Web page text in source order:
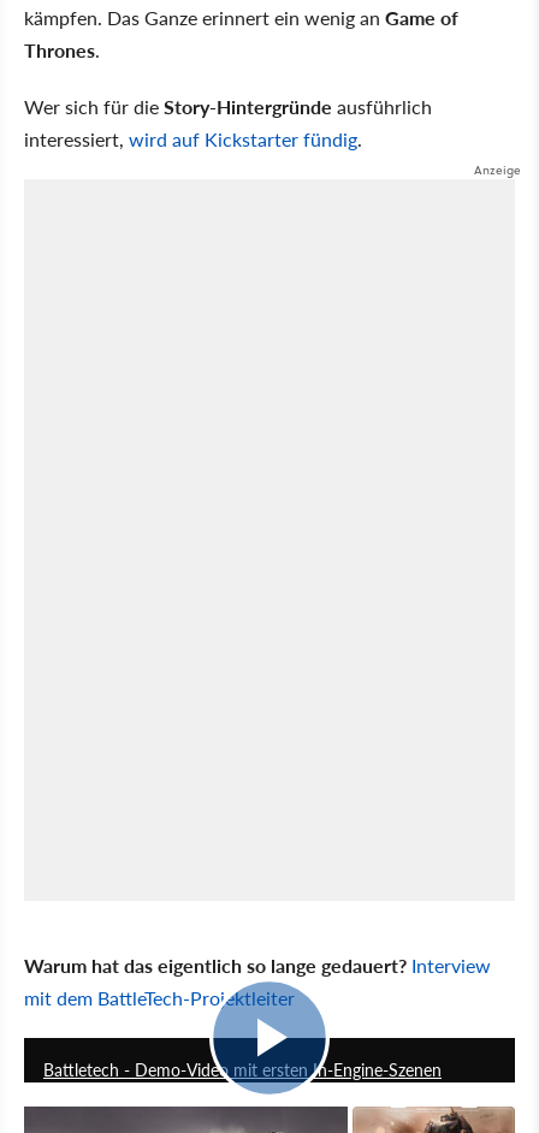
kämpfen. Das Ganze erinnert ein wenig an Game of
Thrones.
Wer sich für dieStory-Hintergründe ausführlich
interessiert, wird auf Kickstarter fündig.
Warum hat das eigentlich so lange gedauert? Interview
mit dem BattleTech-Projektleiter
Battletech - Demo-Video mit ersten In-Engine-Szenen